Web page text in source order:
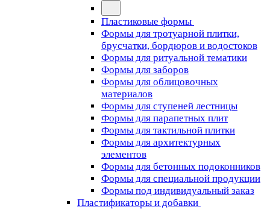
Пластиковые формы
Формы для тротуарной плитки,
брусчатки, бордюров и водостоков
Формы для ритуальной тематики
Формы для заборов
Формы для облицовочных
материалов
Формы для ступеней лестницы
Формы для парапетных плит
Формы для тактильной плитки
Формы для архитектурных
элементов
Формы для бетонных подоконников
Формы для специальной продукции
Формы под индивидуальный заказ
Пластификаторы и добавки